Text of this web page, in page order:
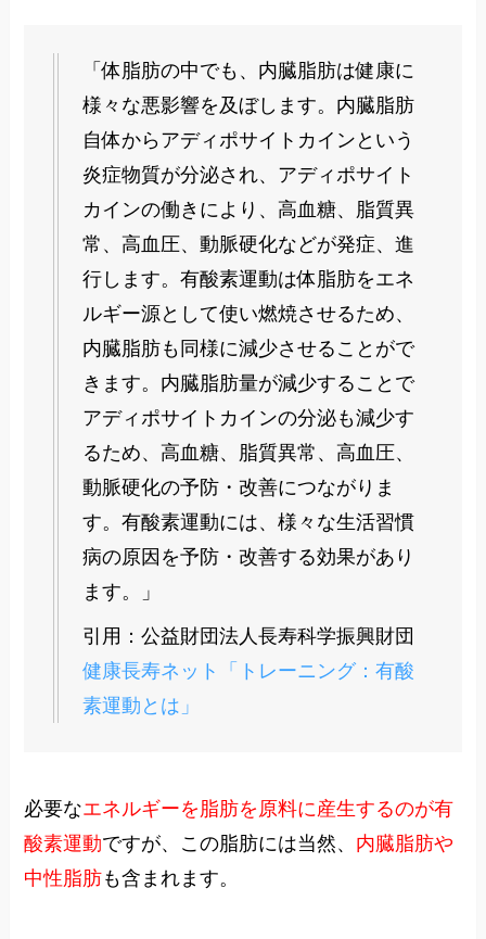
「体脂肪の中でも、内臓脂肪は健康に
様々な悪影響を及ぼします。内臓脂肪
自体からアディポサイトカインという
炎症物質が分泌され、アディポサイト
カインの働きにより、高血糖、脂質異
常、高血圧、動脈硬化などが発症、進
行します。有酸素運動は体脂肪をエネ
ルギー源として使い燃焼させるため、
内臓脂肪も同様に減少させることがで
きます。内臓脂肪量が減少することで
アディポサイトカインの分泌も減少す
るため、高血糖、脂質異常、高血圧、
動脈硬化の予防・改善につながりま
す。有酸素運動には、様々な生活習慣
病の原因を予防・改善する効果があり
ます。」
引用：公益財団法人長寿科学振興財団
健康長寿ネット「トレーニング：有酸
素運動とは」
必要なエネルギーを脂肪を原料に産生するのが有
酸素運動ですが、この脂肪には当然、 内臓脂肪や
中性脂肪も含まれます。